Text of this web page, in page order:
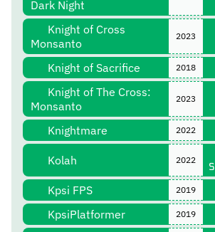
Dark Night
Knight of Cross
Monsanto
2023
Knight of Sacrifice 2018
Knight of The Cross:
Monsanto
2023
Knightmare 2022
Kolah 2022
Kpsi FPS 2019
KpsiPlatformer 2019